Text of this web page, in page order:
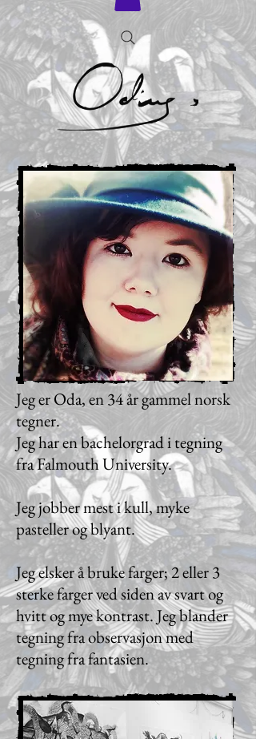
Jeg er Oda, en 34 år gammel norsk
tegner.
Jeg har en bachelorgrad i tegning
fra Falmouth University.
Jeg jobber mest i kull, myke
pasteller og blyant.
Jeg elsker å bruke farger; 2 eller 3
sterke farger ved siden av svart og
hvitt og mye kontrast. Jeg blander
tegning fra observasjon med
tegning fra fantasien.